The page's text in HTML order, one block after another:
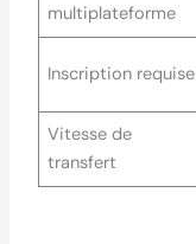
multiplateforme
Inscription requise
Vitesse de
transfert